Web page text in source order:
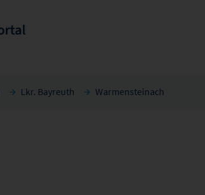
Lkr. Bayreuth Warmensteinach